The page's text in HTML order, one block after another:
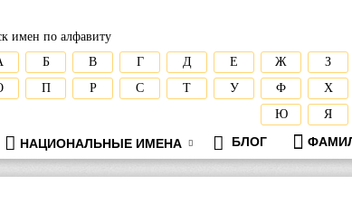
имен по алфавиту
Б В Г Д Е Ж
З
П Р С Т У Ф
Х
Ю
Я
НАЦИОНАЛЬНЫЕ ИМЕНА БЛОГ